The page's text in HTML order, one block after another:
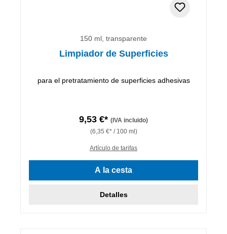
150 ml, transparente
Limpiador de Superficies
para el pretratamiento de superficies adhesivas
9,53 €* (IVA incluido)
(6,35 €* / 100 ml)
Artículo de tarifas
A la cesta
Detalles